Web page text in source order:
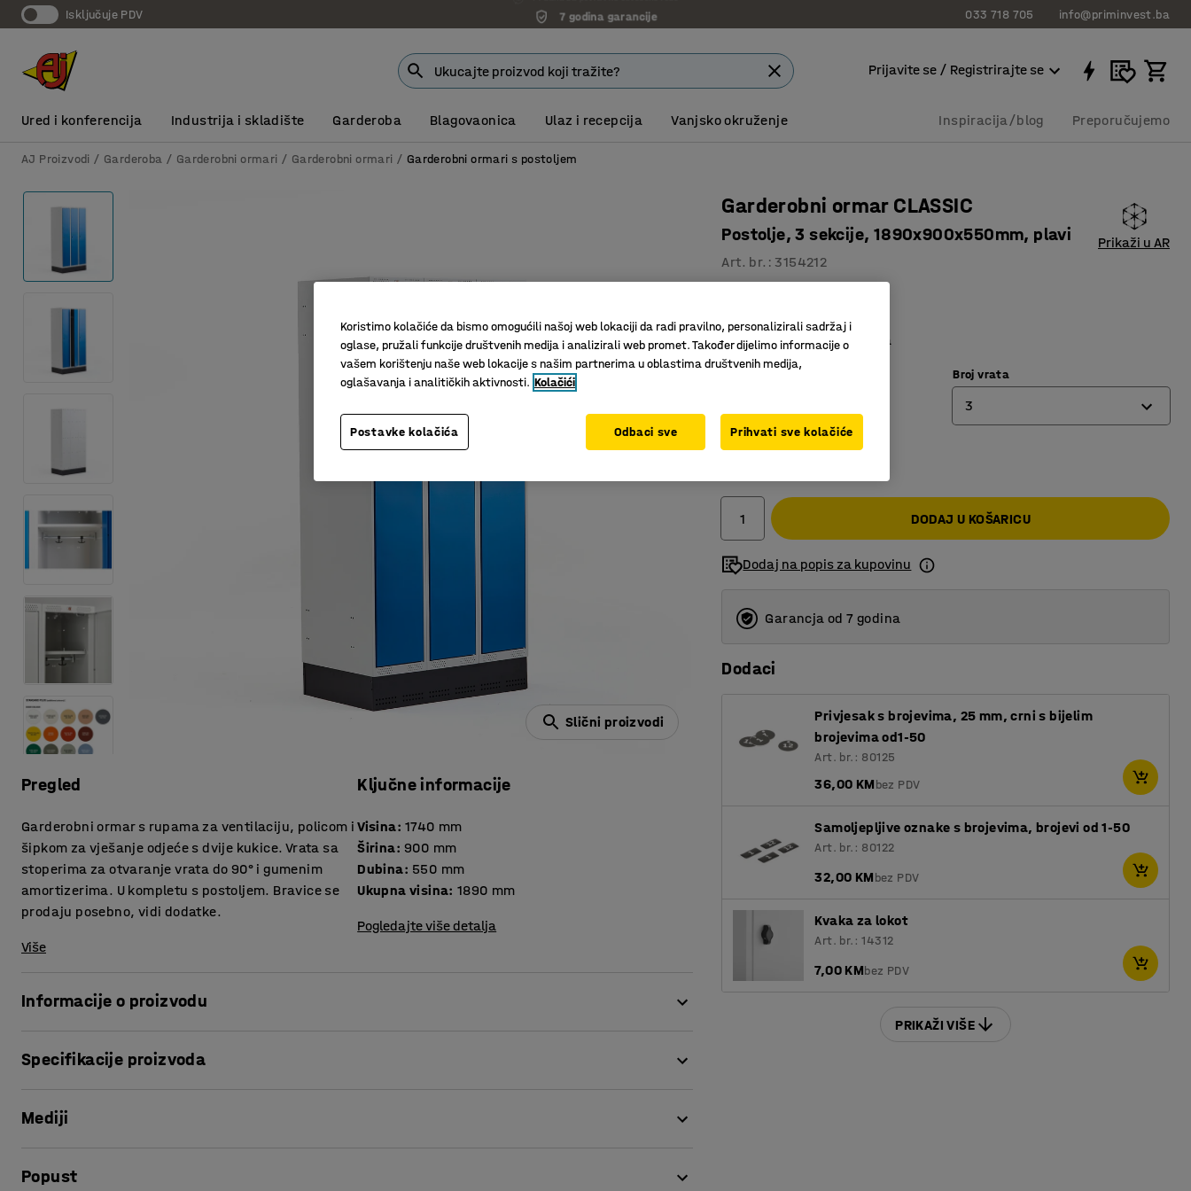
Isključuje PDV 7 godina garancije 033 718 705 info@priminvest.ba
Prijavite se / Registrirajte se
Ured i konferencija Industrija i skladište Garderoba Blagovaonica Ulaz i recepcija Vanjsko okruženje Inspiracija/blog Preporučujemo
AJ Proizvodi Garderoba Garderobni ormari Garderobni ormari Garderobni ormari s postoljem
Slični proizvodi
Pregled
Garderobni ormar s rupama za ventilaciju, policom i
šipkom za vješanje odjeće s dvije kukice. Vrata sa
stoperima za otvaranje vrata do 90° i gumenim
amortizerima. U kompletu s postoljem. Bravice se
prodaju posebno, vidi dodatke.
Više
Ključne informacije
Visina: 1740 mm
Širina: 900 mm
Dubina: 550 mm
Ukupna visina: 1890 mm
Pogledajte više detalja
Informacije o proizvodu
konstrukcije obojani praškastom tehnikom.
gornje strane ormara sprečavaju skupljanje vlage.
Koristite ormariće za spremanje odjeće i osobnih predmeta na radnom mjestu, u teretani, školi, i sl.
Specifikacije proizvoda
Širina:
Vrsta vrata
Mediji
Popust
Garderobni ormar CLASSIC
Postolje, 3 sekcije, 1890x900x550mm, plavi
Art. br. : 3154212
Prikaži u AR
Kvalitetna izrada
Prečka za odjeću i polica
Broj vrata
3
4
1.322,00 KM
DODAJ U KOŠARICU
Dodaj na popis za kupovinu
Garancja od 7 godina
Dodaci
Privjesak s brojevima, 25 mm, crni s bijelim
brojevima od1-50
Art. br.: 80125
36,00 KMbez PDV
Samoljepljive oznake s brojevima, brojevi od 1-50
Art. br.: 80122
32,00 KMbez PDV
Kvaka za lokot
Art. br.: 14312
7,00 KMbez PDV
PRIKAŽI VIŠE
Koristimo kolačiće da bismo omogućili našoj web lokaciji da radi pravilno, personalizirali sadržaj i
oglase, pružali funkcije društvenih medija i analizirali web promet. Također dijelimo informacije o
vašem korištenju naše web lokacije s našim partnerima u oblastima društvenih medija,
oglašavanja i analitičkih aktivnosti. Kolačići
Postavke kolačića Odbaci sve Prihvati sve kolačiće